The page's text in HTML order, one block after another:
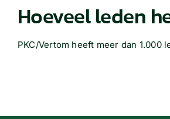
Hoeveel leden
PKC/Vertom heeft meer dan